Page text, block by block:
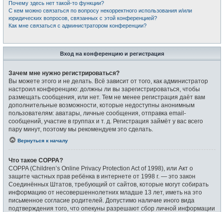
Почему здесь нет такой-то функции?
С кем можно связаться по вопросу некорректного использования и/или
юридических вопросов, связанных с этой конференцией?
Как мне связаться с администратором конференции?
Вход на конференцию и регистрация
Зачем мне нужно регистрироваться?
Вы можете этого и не делать. Всё зависит от того, как администратор
настроил конференцию: должны ли вы зарегистрироваться, чтобы
размещать сообщения, или нет. Тем не менее регистрация даёт вам
дополнительные возможности, которые недоступны анонимным
пользователям: аватары, личные сообщения, отправка email-
сообщений, участие в группах и т. д. Регистрация займёт у вас всего
пару минут, поэтому мы рекомендуем это сделать.
Вернуться к началу
Что такое COPPA?
COPPA (Children’s Online Privacy Protection Act of 1998), или Акт о
защите частных прав ребёнка в интернете от 1998 г. — это закон
Соединённых Штатов, требующий от сайтов, которые могут собирать
информацию от несовершеннолетних младше 13 лет, иметь на это
письменное согласие родителей. Допустимо наличие иного вида
подтверждения того, что опекуны разрешают сбор личной информации